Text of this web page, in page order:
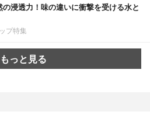
浸透力！味の違いに衝撃を受ける水と
プ特集
もっと見る